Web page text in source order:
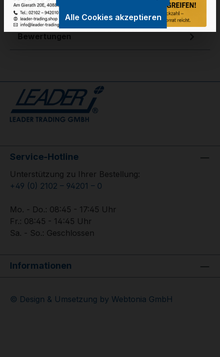
GPSR Information
Bewertungen
Service-Hotline
Unterstützung zu Ihrer Bestellung:
+49 (0) 2102 – 94201 – 0
Mo. - Do.: 08:45 - 17:45 Uhr
Fr.: 08:45 - 14:45 Uhr
Sa. - So.: Geschlossen
Informationen
© Design & Umsetzung by Webtonia GmbH
Alle Cookies akzeptieren